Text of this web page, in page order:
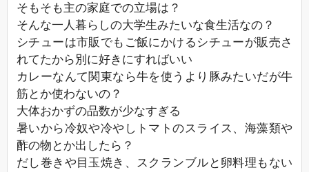
そもそも主の家庭での立場は？
そんな一人暮らしの大学生みたいな食生活なの？
シチューは市販でもご飯にかけるシチューが販売さ
れてたから別に好きにすればいい
カレーなんて関東なら牛を使うより豚みたいだが牛
筋とか使わないの？
大体おかずの品数が少なすぎる
暑いから冷奴や冷やしトマトのスライス、海藻類や
酢の物とか出したら？
だし巻きや目玉焼き、スクランブルと卵料理もない